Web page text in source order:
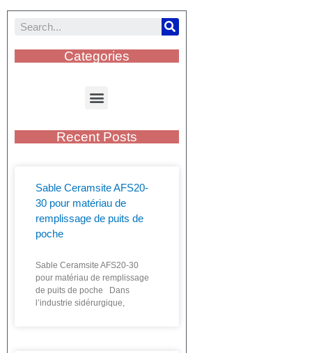
Categories
Recent Posts
Sable Ceramsite AFS20-
30 pour matériau de
remplissage de puits de
poche
Sable Ceramsite AFS20-30
pour matériau de remplissage
de puits de poche Dans
l’industrie sidérurgique,